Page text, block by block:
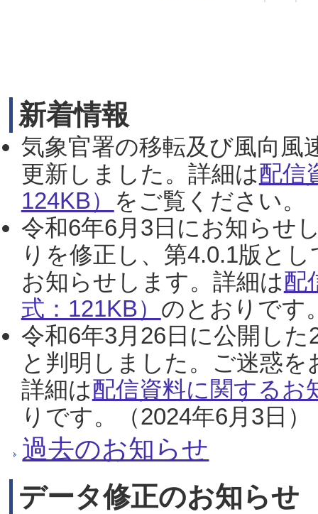
新着情報
気象官署の移転及び風向風
更新しました。詳細は配信
124KB） をご覧ください。
令和6年6月3日にお知らせ
りを修正し、第4.0.1版と
お知らせします。詳細は配
式：121KB） のとおりです
令和6年3月26日に公開し
と判明しました。ご迷惑
詳細は配信資料に関するお
りです。（2024年6月3日）
過去のお知らせ
データ修正のお知らせ